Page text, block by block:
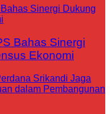
Bahas Sinergi
Ekonomi